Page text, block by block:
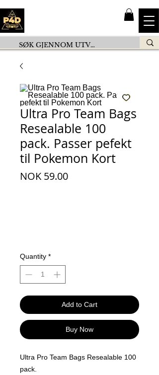
Ultra Pro Team Bags
Resealable 100
pack. Passer pefekt
til Pokemon Kort
NOK 59.00Price
Quantity *
Add to Cart
Buy Now
Ultra Pro Team Bags Resealable 100
pack.